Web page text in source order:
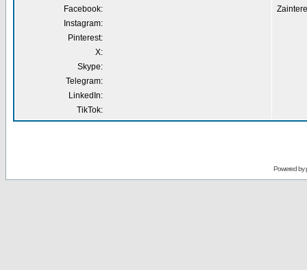
Facebook:
Instagram:
Pinterest:
X:
Skype:
Telegram:
LinkedIn:
TikTok:
Powered by